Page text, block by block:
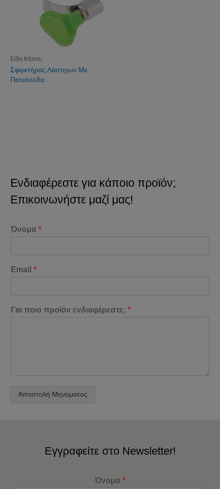
Είδη Κήπου
Σφιγκτήρας Λάστιχων Με
Πεταλούδα
Ενδιαφέρεστε για κάποιο προϊόν;
Επικοινωνήστε μαζί μας!
Όνομα*
Email*
Για ποιο προϊόν ενδιαφέρεστε;*
Αποστολή Μηνύματος
Εγγραφείτε στο Newsletter!
Όνομα *